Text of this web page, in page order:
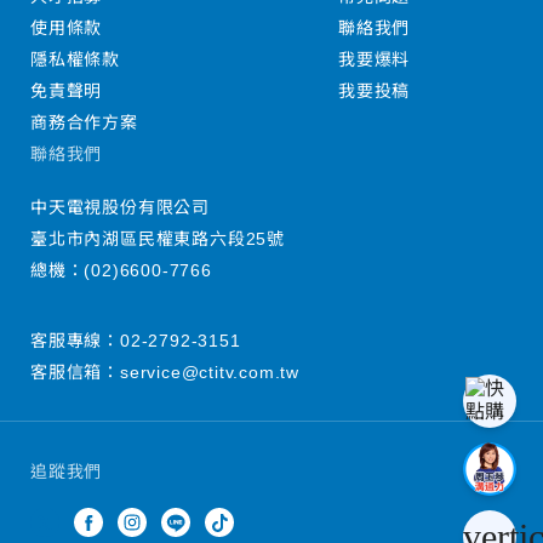
追蹤我們
使用條款
隱私權條款
免責聲明
商務合作方案
聯絡我們
我要爆料
我要投稿
聯絡我們
中天電視股份有限公司
臺北市內湖區民權東路六段25號
總機：(02)6600-7766
客服專線： 02-2792-3151
客服信箱： service@ctitv.com.tw